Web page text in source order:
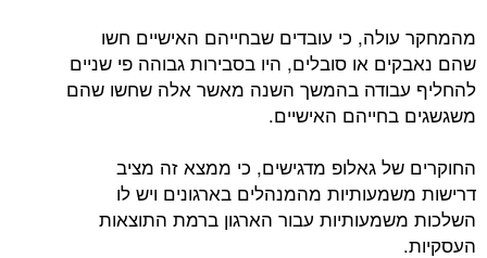
מהמחקר עולה, כי עובדים שבחייהם האישיים חשו
שהם נאבקים או סובלים, היו בסבירות גבוהה פי שניים
להחליף עבודה בהמשך השנה מאשר אלה שחשו שהם
משגשגים בחייהם האישיים.
החוקרים של גאלופ מדגישים, כי ממצא זה מציב
דרישות משמעותיות מהמנהלים בארגונים ויש לו
השלכות משמעותיות עבור הארגון ברמת התוצאות
העסקיות.